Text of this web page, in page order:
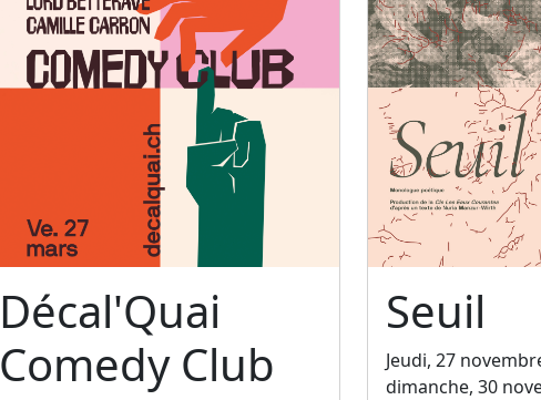
Décal'Quai
Comedy Club
Seuil
Jeudi, 27
dimanche, 30